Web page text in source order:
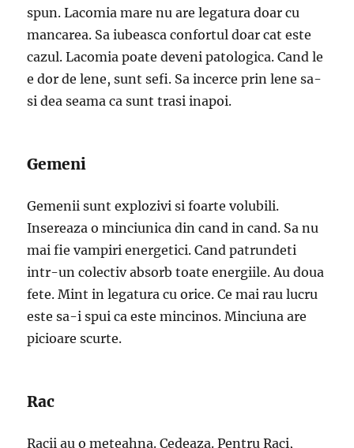
spun. Lacomia mare nu are legatura doar cu
mancarea. Sa iubeasca confortul doar cat este
cazul. Lacomia poate deveni patologica. Cand le
e dor de lene, sunt sefi. Sa incerce prin lene sa-
si dea seama ca sunt trasi inapoi.
Gemeni
Gemenii sunt explozivi si foarte volubili.
Insereaza o minciunica din cand in cand. Sa nu
mai fie vampiri energetici. Cand patrundeti
intr-un colectiv absorb toate energiile. Au doua
fete. Mint in legatura cu orice. Ce mai rau lucru
este sa-i spui ca este mincinos. Minciuna are
picioare scurte.
Rac
Racii au o meteahna. Cedeaza. Pentru Raci,